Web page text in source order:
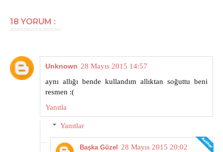
18 YORUM :
Unknown 28 Mayıs 2015 14:57
aynı allığı bende kullandım allıktan soğuttu beni
resmen :(
Yanıtla
Yanıtlar
Başka Güzel
28 Mayıs 2015 20:02